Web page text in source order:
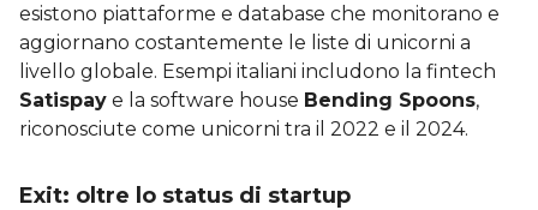
esistono piattaforme e database che monitorano e
aggiornano costantemente le liste di unicorni a
livello globale. Esempi italiani includono la fintech
Satispay e la software house Bending Spoons,
riconosciute come unicorni tra il 2022 e il 2024.
Exit: oltre lo status di startup